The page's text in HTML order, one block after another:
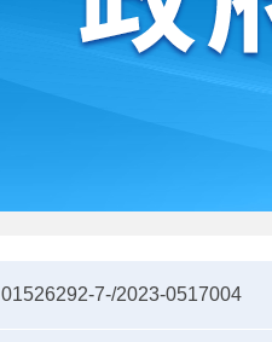
01526292-7-/2023-0517004